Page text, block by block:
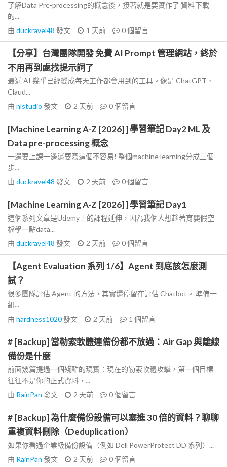
了解Data Pre-processing的概念後，接著就是要實作了 資料下載
的...
由 duckravel48 發文 1 天前 0個留言
【分享】台灣團隊開發 免費 AI Prompt 管理網站，終於
不用再到處找提示詞了
最近 AI 幾乎已經變成每天工作都會用到的工具。像是 ChatGPT、
Claud...
由 nlstudio 發文 2 天前 0個留言
[Machine Learning A-Z [2026] ] 學習筆記 Day2 ML 及
Data pre-processing 概念
一邊要上課一邊還要寫這個不容易! 整個machine learning分成三個
步...
由 duckravel48 發文 2 天前 0個留言
[Machine Learning A-Z [2026] ] 學習筆記 Day1
這個系列文章是Udemy上的課程延伸，因為我個人想趁著育嬰假空
檔學一點data...
由 duckravel48 發文 2 天前 0個留言
【Agent Evaluation 系列 1/6】Agent 到底該怎麼測
試？
很多團隊評估 Agent 的方法，其實還停留在評估 Chatbot。 準備一
組...
由 hardness1020發文 2 天前 1 個留言
# [Backup] 當勒索軟體連備份都不放過：Air Gap 與離線
備份是什麼
前面幾篇提過一個殘酷的現實：現在的勒索軟體攻擊，第一個目標
往往不是你的正式資料，...
由 RainPan 發文 2 天前 0個留言
# [Backup] 為什麼備份設備可以塞進 30 倍的資料？聊聊
重複資料刪除（Deduplication）
如果你看過企業級備份設備（例如 Dell PowerProtect DD 系列）...
由 RainPan 發文 2 天前 0個留言